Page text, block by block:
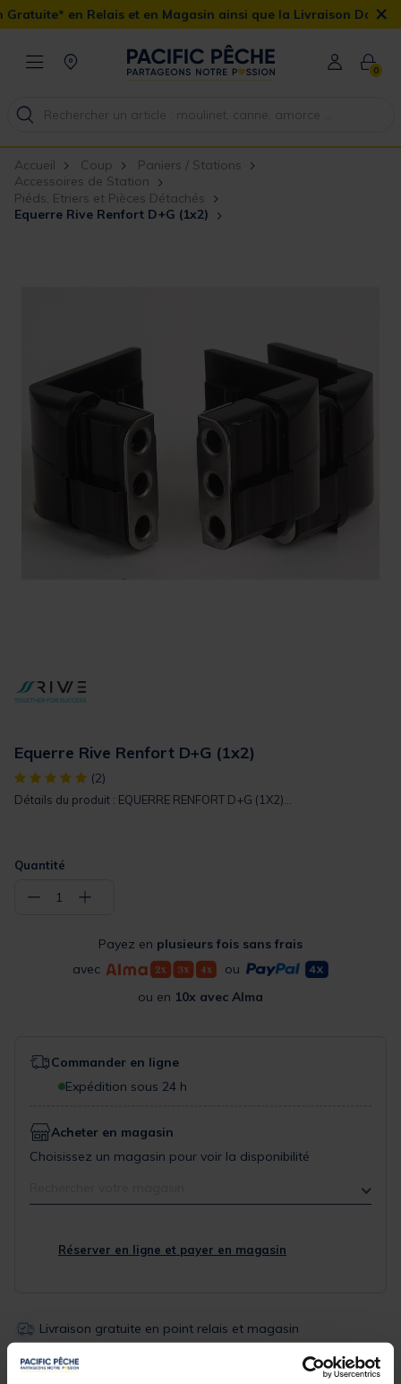
et en Magasin ainsi que la Livraison Domicile offerte dès 90€
×
0
Accueil Coup
Paniers / Stations
Accessoires de Station
Piéds, Etriers et Pièces Détachés
Equerre Rive Renfort D+G (1x2)
Equerre Rive Renfort D+G (1x2)
[object Object] out of 5 Customer Rating
(2)
Détails du produit : EQUERRE RENFORT D+G (1X2)...
Quantité
− 1 +
Payez en plusieurs fois sans frais
avec
ou
ou en 10x avec Alma
Commander en ligne
Expédition sous 24 h
Acheter en magasin
Choisissez un magasin pour voir la disponibilité
Réserver en ligne et payer en magasin
Livraison gratuite en point relais et magasin